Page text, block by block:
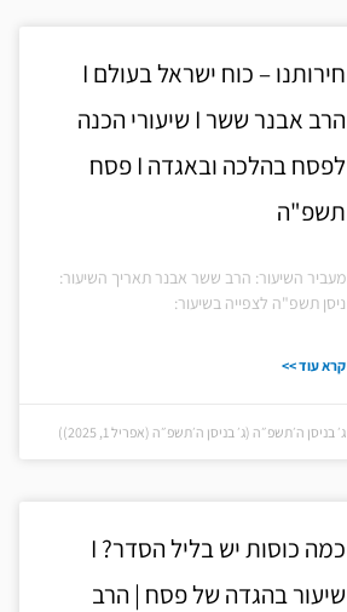
חירותנו – כוח ישראל בעולם I
הרב אבנר ששר I שיעורי הכנה
לפסח בהלכה ובאגדה I פסח
תשפ"ה
מעביר השיעור: הרב ששר אבנר תאריך השיעור:
ניסן תשפ"ה לצפייה בשיעור:
קרא עוד >>
ג׳ בניסן ה׳תשפ״ה (ג׳ בניסן ה׳תשפ״ה (אפריל 1, 2025))
כמה כוסות יש בליל הסדר? I
שיעור בהגדה של פסח | הרב